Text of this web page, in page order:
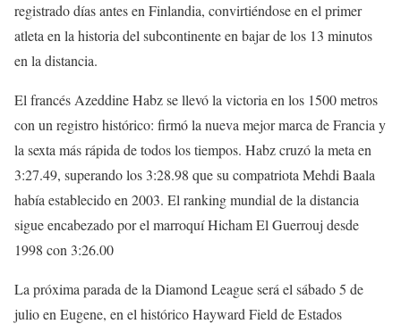
registrado días antes en Finlandia, convirtiéndose en el primer
atleta en la historia del subcontinente en bajar de los 13 minutos
en la distancia.
El francés Azeddine Habz se llevó la victoria en los 1500 metros
con un registro histórico: firmó la nueva mejor marca de Francia y
la sexta más rápida de todos los tiempos. Habz cruzó la meta en
3:27.49, superando los 3:28.98 que su compatriota Mehdi Baala
había establecido en 2003. El ranking mundial de la distancia
sigue encabezado por el marroquí Hicham El Guerrouj desde
1998 con 3:26.00
La próxima parada de la Diamond League será el sábado 5 de
julio en Eugene, en el histórico Hayward Field de Estados